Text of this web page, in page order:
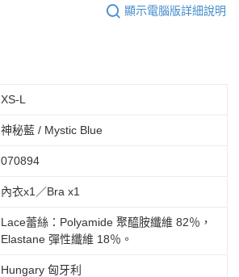
顯示電腦版詳細說明
XS-L
神秘藍 / Mystic Blue
070894
內衣x1／Bra x1
Lace蕾絲：Polyamide 聚醯胺纖維 82％，
Elastane 彈性纖維 18％。
Hungary 匈牙利